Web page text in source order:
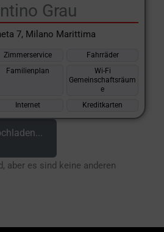
Grau
7, Milano Marittima
Zimmerservice
Fahrräder
Familienplan
Wi-Fi
Gemeinschaftsräum
e
Internet Kreditkarten
aber es sind keine anderen